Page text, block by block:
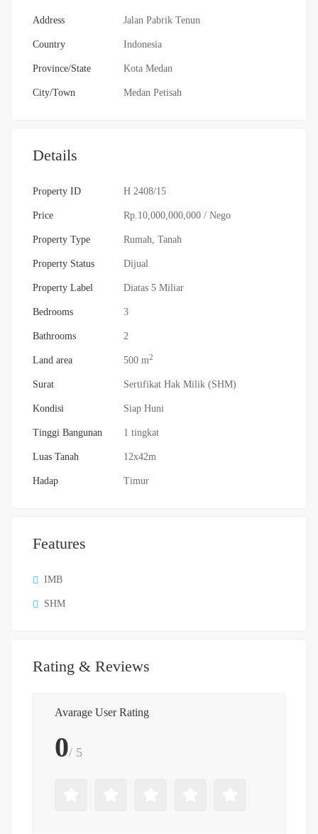
Address Jalan Pabrik Tenun
Country Indonesia
Province/State Kota Medan
City/Town Medan Petisah
Details
Property ID H 2408/15
Price Rp.10,000,000,000 / Nego
Property Type Rumah, Tanah
Property Status Dijual
Property Label Diatas 5 Miliar
Bedrooms 3
Bathrooms 2
Land area 500 m2
Surat Sertifikat Hak Milik (SHM)
Kondisi Siap Huni
Tinggi Bangunan 1 tingkat
Luas Tanah 12x42m
Hadap Timur
Features
IMB
SHM
Rating & Reviews
Avarage User Rating
0/ 5